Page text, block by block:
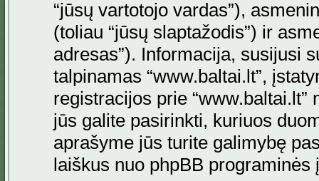
“jūsų vartotojo vardas”),
(toliau “jūsų slaptažodis”) ir
adresas”). Informacija, susijusi
talpinamas “www.baltai.lt”,
registracijos prie
jūs galite pasirinkti, kuriuos
aprašyme jūs turite galimybę
laiškus nuo phpBB programinės